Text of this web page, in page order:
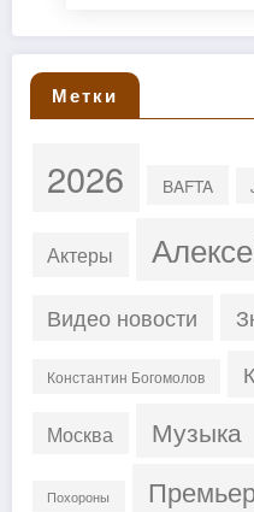
Метки
2026 BAFTA
Актеры
Видео новости
Константин Богомолов
Москва Музыка
Похороны